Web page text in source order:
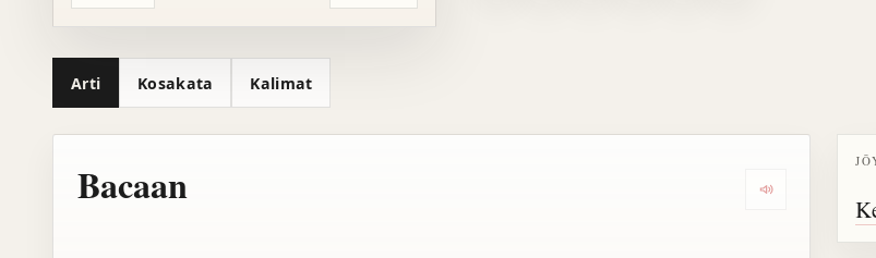
Arti Kosakata Kalimat
Bacaan Dengarkan